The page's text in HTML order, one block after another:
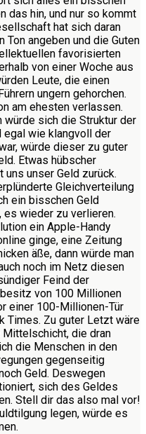
das hin, und nur so kommt
hat sich daran
angeben und die Guten
favorisierten
von einer Woche aus
Leute, die einen
ungern gehorchen.
am ehesten verlassen.
würde sich die Struktur der
egal wie klangvoll der
würde dieser zu guter
Etwas hübscher
uns unser Geld zurück.
Gleichverteilung
ein bisschen Geld
es wieder zu verlieren.
ein Apple-Handy
ginge, eine Zeitung
äße, dann würde man
noch im Netz diesen
Feind der
von 100 Millionen
einer 100-Millionen-Tür
Times. Zu guter Letzt wäre
die dran
die Menschen in den
gegenseitig
Geld. Deswegen
sich des Geldes
Stell dir das also mal vor!
legen, würde es